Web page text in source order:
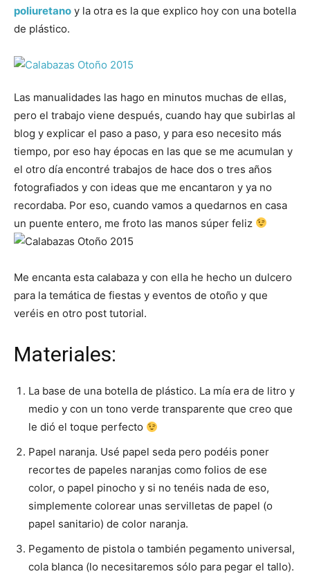
poliuretano y la otra es la que explico hoy con una botella
de plástico.
Las manualidades las hago en minutos muchas de ellas,
pero el trabajo viene después, cuando hay que subirlas al
blog y explicar el paso a paso, y para eso necesito más
tiempo, por eso hay épocas en las que se me acumulan y
el otro día encontré trabajos de hace dos o tres años
fotografiados y con ideas que me encantaron y ya no
recordaba. Por eso, cuando vamos a quedarnos en casa
un puente entero, me froto las manos súper feliz
Me encanta esta calabaza y con ella he hecho un dulcero
para la temática de fiestas y eventos de otoño y que
veréis en otro post tutorial.
Materiales:
La base de una botella de plástico. La mía era de litro y
medio y con un tono verde transparente que creo que
le dió el toque perfecto
Papel naranja. Usé papel seda pero podéis poner
recortes de papeles naranjas como folios de ese
color, o papel pinocho y si no tenéis nada de eso,
simplemente colorear unas servilletas de papel (o
papel sanitario) de color naranja.
Pegamento de pistola o también pegamento universal,
cola blanca (lo necesitaremos sólo para pegar el tallo).